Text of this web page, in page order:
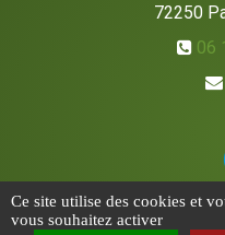
72250
06
Ce site utilise des cookies et
vous souhaitez activer